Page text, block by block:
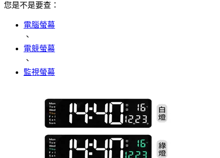
您是不是要查：
電腦螢幕
、
電競螢幕
、
監視螢幕